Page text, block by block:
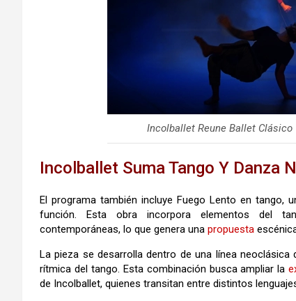
Incolballet Reune Ballet Clásico
Incolballet Suma Tango Y Danza
El programa también incluye Fuego Lento en tango,
función. Esta obra incorpora elementos del
contemporáneas, lo que genera una propuesta
La pieza se desarrolla dentro de una línea
rítmica del tango. Esta combinación busca ampliar la
de Incolballet, quienes transitan entre distintos